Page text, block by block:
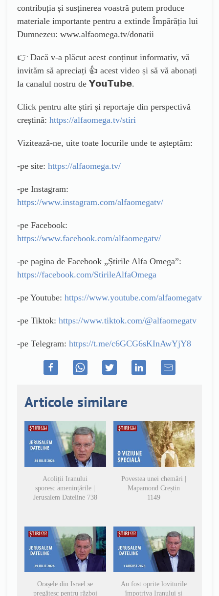
contribuția și susținerea voastră putem produce
materiale importante pentru a extinde Împărăția lui
Dumnezeu: www.alfaomega.tv/donatii
👉 Dacă v-a plăcut acest conținut informativ, vă
invităm să apreciați 👍 acest video și să vă abonați
la canalul nostru de 𝗬𝗼𝘂𝗧𝘂𝗯𝗲.
Click pentru alte știri și reportaje din perspectivă
creștină: https://alfaomega.tv/stiri
Vizitează-ne, uite toate locurile unde te așteptăm:
-pe site: https://alfaomega.tv/
-pe Instagram:
https://www.instagram.com/alfaomegatv/
-pe Facebook:
https://www.facebook.com/alfaomegatv/
-pe pagina de Facebook „Știrile Alfa Omega”:
https://facebook.com/StirileAlfaOmega
-pe Youtube: https://www.youtube.com/alfaomegatv
-pe Tiktok: https://www.tiktok.com/@alfaomegatv
-pe Telegram: https://t.me/c6GCG6sKInAwYjY8
Articole similare
Acoliții Iranului
sporesc amenințările |
Jerusalem Dateline 738
Povestea unei chemări |
Mapamond Creștin
1149
Orașele din Israel se
pregătesc pentru război
Au fost oprite loviturile
împotriva Iranului și